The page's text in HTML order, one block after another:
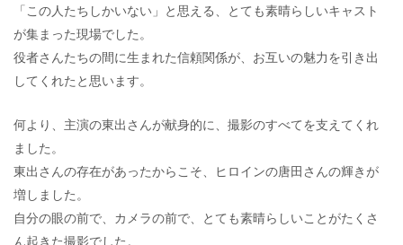
「この人たちしかいない」と思える、とても素晴らしいキャスト
が集まった現場でした。
役者さんたちの間に生まれた信頼関係が、お互いの魅力を引き出
してくれたと思います。
何より、主演の東出さんが献身的に、撮影のすべてを支えてくれ
ました。
東出さんの存在があったからこそ、ヒロインの唐田さんの輝きが
増しました。
自分の眼の前で、カメラの前で、とても素晴らしいことがたくさ
ん起きた撮影でした。